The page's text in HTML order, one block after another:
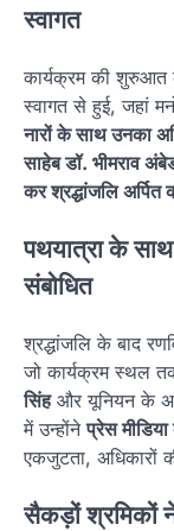
स्वागत
कार्यक्रम की शुरुआत
स्वागत से हुई, जहां
नारों के साथ उनका
साहेब डॉ. भीमराव
कर श्रद्धांजलि अर्पित
पथयात्रा के
संबोधित
श्रद्धांजलि के बाद
जो कार्यक्रम स्थल
सिंहऔर यूनियन के अन्य
में उन्होंनेप्रेस
एकजुटता, अधिकारों
सैकड़ों श्रमिकों